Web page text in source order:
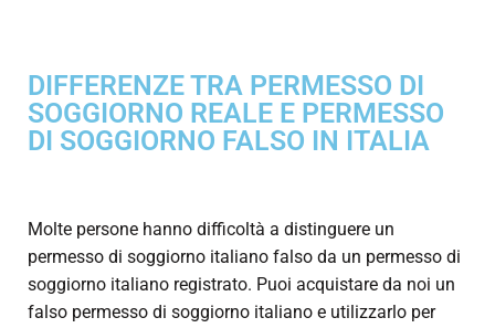
DIFFERENZE TRA PERMESSO DI
SOGGIORNO REALE E PERMESSO
DI SOGGIORNO FALSO IN ITALIA
Molte persone hanno difficoltà a distinguere un
permesso di soggiorno italiano falso da un permesso di
soggiorno italiano registrato. Puoi acquistare da noi un
falso permesso di soggiorno italiano e utilizzarlo per